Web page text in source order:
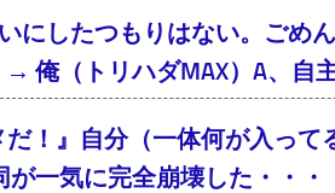
にしたつもりはない。ごめ
俺（トリハダMAX）A、自主
！』自分（一体何が入っ
一気に完全崩壊した・・・